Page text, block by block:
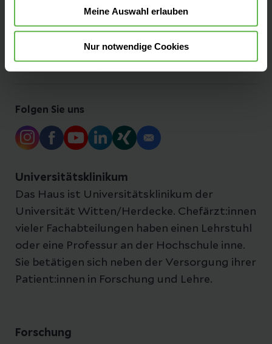
Meine Auswahl erlauben
Nur notwendige Cookies
Besucherinformationen
Anfahrt & Parken
Folgen Sie uns
Universitätsklinikum
Das Haus ist Universitätsklinikum der
Universität Witten/Herdecke. Chefärzt:innen
vieler Fachabteilungen haben einen Lehrstuhl
oder eine Professur an der Hochschule inne.
Sie betätigen sich neben der Versorgung ihrer
Patient:innen in Forschung und Lehre.
Forschung